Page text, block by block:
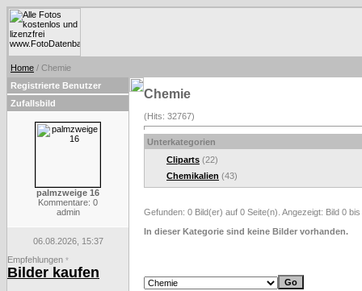
Home / Chemie
Registrierte Benutzer
Zufallsbild
palmzweige 16
Kommentare: 0
admin
06.08.2026, 15:37
Empfehlungen *
Bilder kaufen
Chemie
(Hits: 32767)
Unterkategorien
Cliparts (22)
Chemikalien (43)
Gefunden: 0 Bild(er) auf 0 Seite(n). Angezeigt: Bild 0 bis
In dieser Kategorie sind keine Bilder vorhanden.